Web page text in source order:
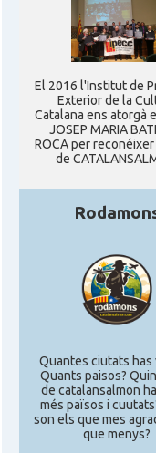
El 2016 l'Institut de
Exterior de la
Catalana ens atorgà
JOSEP MARIA
ROCA per reconéixer
de
Quantes ciutats has
Quants paisos?
de catalansalmon
més països i
son els que mes
que menys?